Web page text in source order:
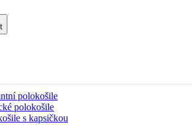
polokošile
polokošile
s kapsičkou